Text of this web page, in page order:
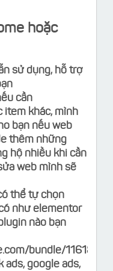
hoặc
sử dụng, hỗ trợ
cần
item khác, mình
bạn nếu web
thêm những
hộ nhiều khi cần
web mình sẽ
thể tự chọn
như elementor
nào bạn
bundle/11618
ads, google ads,